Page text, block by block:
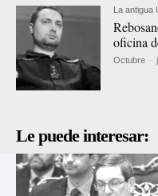
La antigua
oficina
Octubre -
Le puede interesar: